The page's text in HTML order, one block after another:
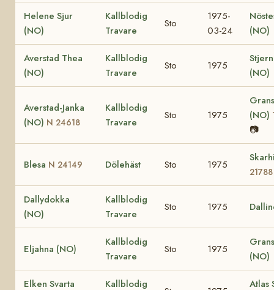
Helene Sjur
(NO)
Kallblodig
Travare
Sto
1975-
03-24
(NO)
Averstad Thea
(NO)
Kallblodig
Travare
Sto 1975
(NO)
Averstad-Janka
(NO) N 24618
Kallblodig
Travare
Sto 1975
(NO)
📷
Blesa N 24149 Dölehäst Sto 1975
21788
Dallydokka
(NO)
Kallblodig
Travare
Sto 1975
Eljahna (NO)
Kallblodig
Travare
Sto 1975
(NO)
Elken Svarta Kallblodig Atlas